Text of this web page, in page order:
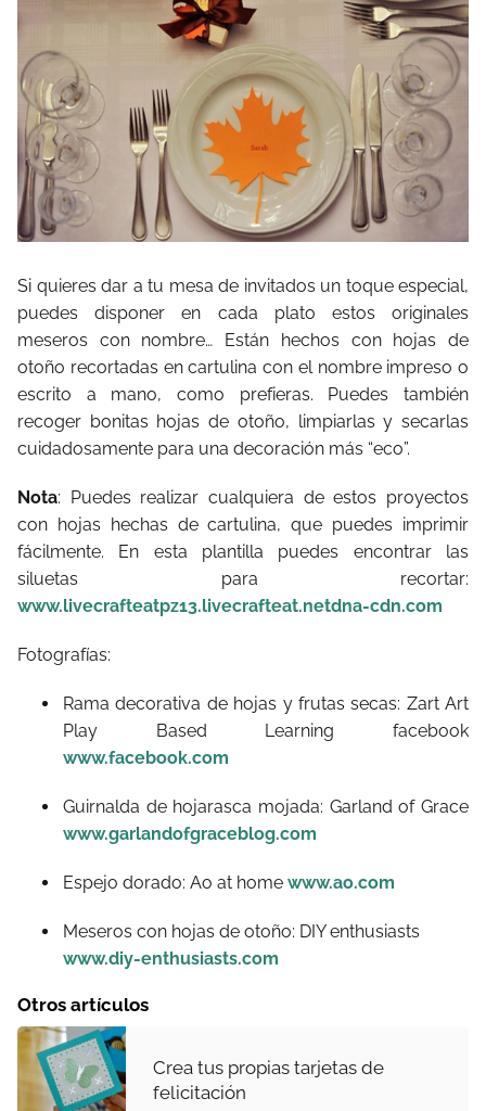
Si quieres dar a tu mesa de invitados un toque especial,
puedes disponer en cada plato estos originales
meseros con nombre… Están hechos con hojas de
otoño recortadas en cartulina con el nombre impreso o
escrito a mano, como prefieras. Puedes también
recoger bonitas hojas de otoño, limpiarlas y secarlas
cuidadosamente para una decoración más “eco”.
Nota: Puedes realizar cualquiera de estos proyectos
con hojas hechas de cartulina, que puedes imprimir
fácilmente. En esta plantilla puedes encontrar las
siluetas para recortar:
www.livecrafteatpz13.livecrafteat.netdna-cdn.com
Fotografías:
Rama decorativa de hojas y frutas secas: Zart Art
Play Based Learning facebook
www.facebook.com
Guirnalda de hojarasca mojada: Garland of Grace
www.garlandofgraceblog.com
Espejo dorado: Ao at home www.ao.com
Meseros con hojas de otoño: DIY enthusiasts
www.diy-enthusiasts.com
Otros artículos
Crea tus propias tarjetas de
felicitación